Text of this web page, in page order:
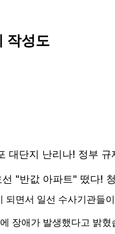
작성도
면서 일선 수사기관들
장애가 발생했다고 밝혔